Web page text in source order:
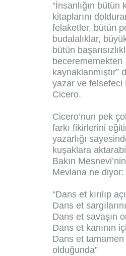
“İnsanlığın
kitaplarını
felaketler, bütün
budalalıklar,
bütün
becerememekten
kaynaklanmıştır”
yazar ve felsefeci
Cicero.
Cicero’nun pek
farkı fikirlerini
yazarlığı
kuşaklara
Bakın
Mevlana ne diyor:
“Dans et kırılıp
Dans et
Dans et savaşın
Dans et kanının
Dans et
olduğunda”